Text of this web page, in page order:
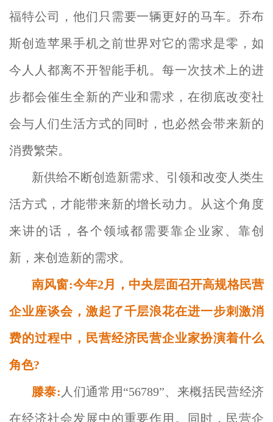
福特公司，他们只需要一辆更好的马车。乔布
斯创造苹果手机之前世界对它的需求是零，如
今人人都离不开智能手机。每一次技术上的进
步都会催生全新的产业和需求，在彻底改变社
会与人们生活方式的同时，也必然会带来新的
消费繁荣。
新供给不断创造新需求、引领和改变人类生
活方式，才能带来新的增长动力。从这个角度
来讲的话，各个领域都需要靠企业家、靠创
新，来创造新的需求。
南风窗:今年2月，中央层面召开高规格民营
企业座谈会，激起了千层浪花在进一步刺激消
费的过程中，民营经济民营企业家扮演着什么
角色?
滕泰: 人们通常用“56789”、来概括民营经济
在经济社会发展中的重要作用。同时，民营企